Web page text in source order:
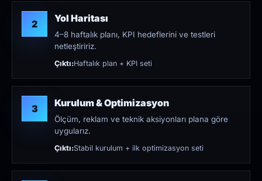
2 Yol Haritası
4–8 haftalık planı, KPI hedeflerini ve testleri
netleştiririz.
Çıktı:Haftalık plan + KPI seti
3 Kurulum & Optimizasyon
Ölçüm, reklam ve teknik aksiyonları plana göre
uygularız.
Çıktı:Stabil kurulum + ilk optimizasyon seti